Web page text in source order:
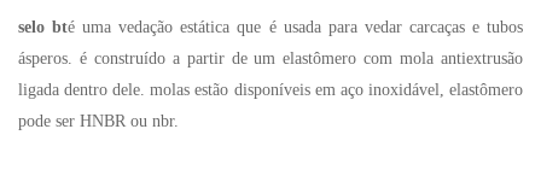
selo bté uma vedação estática que é usada para vedar carcaças e tubos
ásperos. é construído a partir de um elastômero com mola antiextrusão
ligada dentro dele. molas estão disponíveis em aço inoxidável, elastômero
pode ser HNBR ou nbr.